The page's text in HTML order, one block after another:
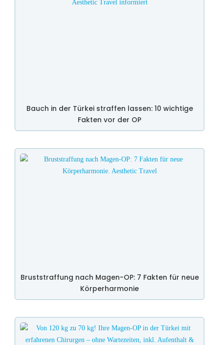
Bauch in der Türkei straffen lassen: 10 wichtige
Fakten vor der OP
Bruststraffung nach Magen-OP: 7 Fakten für neue
Körperharmonie